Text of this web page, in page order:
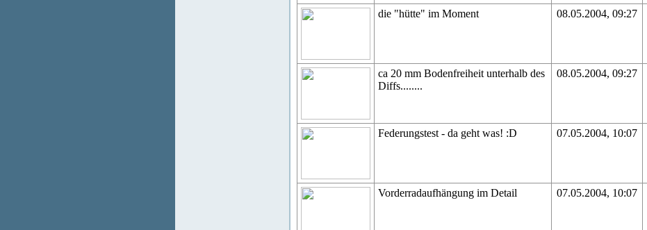
die "hütte" im Moment 08.05.2004, 09:27
ca 20 mm Bodenfreiheit unterhalb des
Diffs........
08.05.2004, 09:27
Federungstest - da geht was! :D 07.05.2004, 10:07
Vorderradaufhängung im Detail 07.05.2004, 10:07